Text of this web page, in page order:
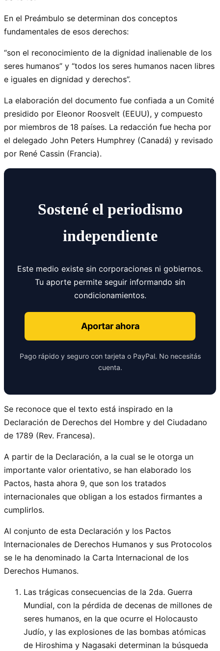
En el Preámbulo se determinan dos conceptos
fundamentales de esos derechos:
“son el reconocimiento de la dignidad inalienable de los
seres humanos” y “todos los seres humanos nacen libres
e iguales en dignidad y derechos”.
La elaboración del documento fue confiada a un Comité
presidido por Eleonor Roosvelt (EEUU), y compuesto
por miembros de 18 países. La redacción fue hecha por
el delegado John Peters Humphrey (Canadá) y revisado
por René Cassin (Francia).
Sostené el periodismo
independiente
Este medio existe sin corporaciones ni gobiernos.
Tu aporte permite seguir informando sin
condicionamientos.
Aportar ahora
Pago rápido y seguro con tarjeta o PayPal. No necesitás
cuenta.
Se reconoce que el texto está inspirado en la
Declaración de Derechos del Hombre y del Ciudadano
de 1789 (Rev. Francesa).
A partir de la Declaración, a la cual se le otorga un
importante valor orientativo, se han elaborado los
Pactos, hasta ahora 9, que son los tratados
internacionales que obligan a los estados firmantes a
cumplirlos.
Al conjunto de esta Declaración y los Pactos
Internacionales de Derechos Humanos y sus Protocolos
se le ha denominado la Carta Internacional de los
Derechos Humanos.
Las trágicas consecuencias de la 2da. Guerra
Mundial, con la pérdida de decenas de millones de
seres humanos, en la que ocurre el Holocausto
Judío, y las explosiones de las bombas atómicas
de Hiroshima y Nagasaki determinan la búsqueda